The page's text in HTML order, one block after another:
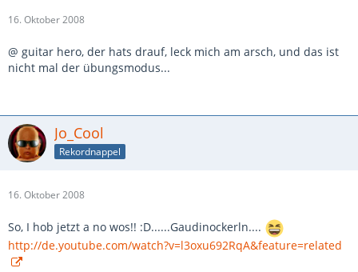
16. Oktober 2008
@ guitar hero, der hats drauf, leck mich am arsch, und das ist
nicht mal der übungsmodus...
Jo_Cool
Rekordnappel
16. Oktober 2008
So, I hob jetzt a no wos!! :D......Gaudinockerln....
http://de.youtube.com/watch?v=l3oxu692RqA&feature=related